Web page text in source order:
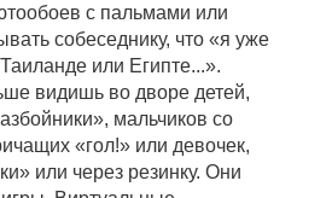
с пальмами или
собеседнику, что «я уже
или Египте...».
видишь во дворе детей,
мальчиков со
«гол!» или девочек,
или через резинку. Они